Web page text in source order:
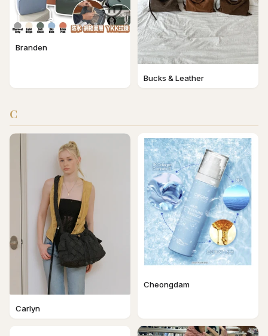
Branden
Bucks & Leather
C
Carlyn
Cheongdam